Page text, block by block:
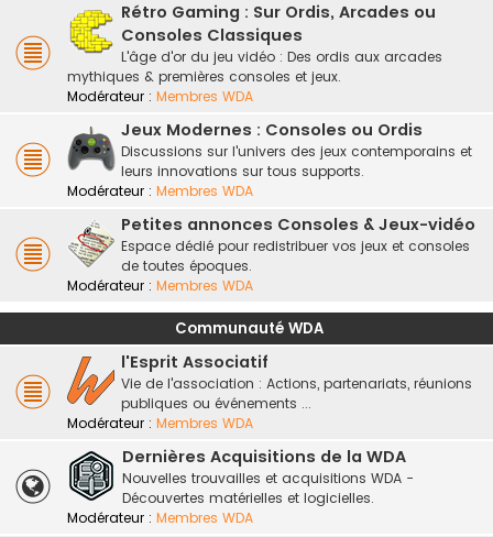
Rétro Gaming : Sur Ordis, Arcades ou
Consoles Classiques
L'âge d'or du jeu vidéo : Des ordis aux arcades
mythiques & premières consoles et jeux.
Modérateur : Membres WDA
Jeux Modernes : Consoles ou Ordis
Discussions sur l'univers des jeux contemporains et
leurs innovations sur tous supports.
Modérateur : Membres WDA
Petites annonces Consoles & Jeux-vidéo
Espace dédié pour redistribuer vos jeux et consoles
de toutes époques.
Modérateur : Membres WDA
Communauté WDA
l'Esprit Associatif
Vie de l'association : Actions, partenariats, réunions
publiques ou événements ...
Modérateur : Membres WDA
Dernières Acquisitions de la WDA
Nouvelles trouvailles et acquisitions WDA -
Découvertes matérielles et logicielles.
Modérateur : Membres WDA